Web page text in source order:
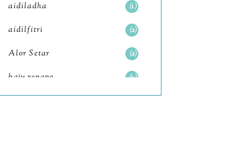
aidiladha 1
aidilfitri 2
Alor Setar 2
baju renang 1